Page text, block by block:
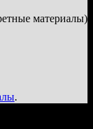
материалы)
.